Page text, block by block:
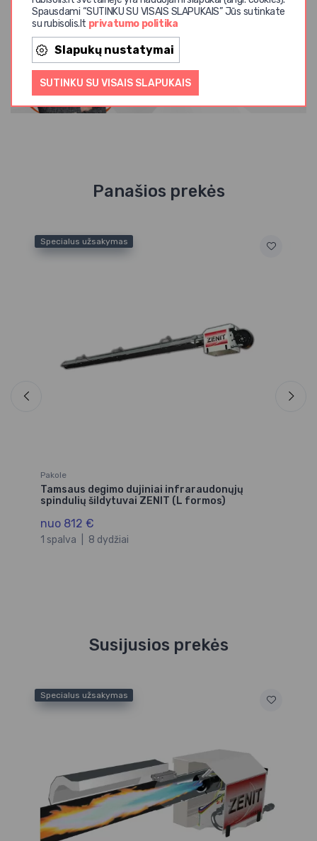
Spausdami “SUTINKU SU VISAIS SLAPUKAIS” Jūs sutinkate
su rubisolis.lt privatumo politika
Slapukų nustatymai
SUTINKU SU VISAIS SLAPUKAIS
Atsisiųsti naudotojo gidą
Panašios prekės
Specialus užsakymas
Pakole
Tamsaus degimo dujiniai infraraudonųjų
spindulių šildytuvai ZENIT (L formos)
nuo 812 €
1 spalva 8 dydžiai
Susijusios prekės
Specialus užsakymas